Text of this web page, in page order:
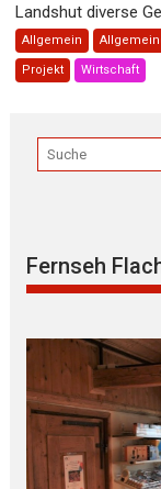
Landshut diverse
Allgemein
Projekt Wirtschaft
Fernseh